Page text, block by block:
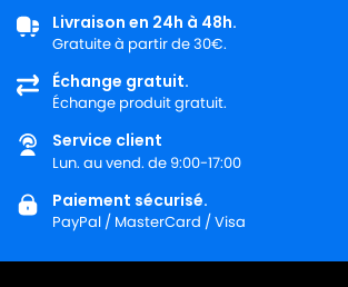
Livraison en 24h à 48h.
Gratuite à partir de 30€.
Échange gratuit.
Échange produit gratuit.
Service client
Lun. au vend. de 9:00-17:00
Paiement sécurisé.
PayPal / MasterCard / Visa